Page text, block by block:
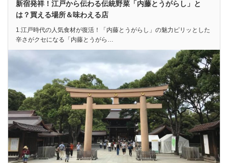
新宿発祥！江戸から伝わる伝統野菜「内藤とうがらし」と
は？買える場所＆味わえる店
1.江戸時代の人気食材が復活！「内藤とうがらし」の魅力ピリッとした
辛さがクセになる「内藤とうがら…